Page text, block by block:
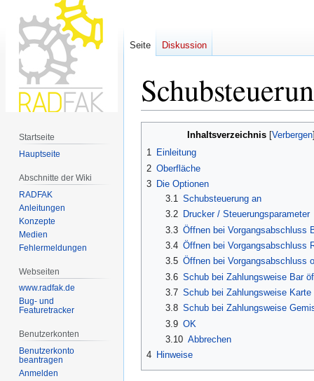
Inhaltsverzeichnis
1 Einleitung
2 Oberfläche
3 Die Optionen
3.1 Schubsteuerung an
3.2
Drucker / Steuerungsparameter
3.3 Öffnen bei Vorgangsabschluss
3.4 Öffnen bei Vorgangsabschluss
3.5 Öffnen bei Vorgangsabschluss
3.6 Schub bei Zahlungsweise Bar
3.7 Schub bei Zahlungsweise Karte
3.8 Schub bei Zahlungsweise
3.9 OK
3.10 Abbrechen
4 Hinweise
Seite Diskussion
Startseite
Hauptseite
Abschnitte der Wiki
RADFAK
Anleitungen
Konzepte
Medien
Fehlermeldungen
Webseiten
www.radfak.de
Bug- und
Featuretracker
Benutzerkonten
Benutzerkonto
beantragen
Anmelden